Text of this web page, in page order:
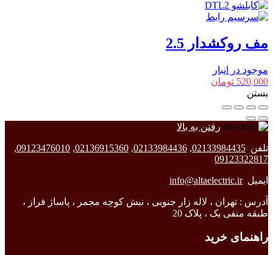
مف روکشدار 2.5
موجود در انبار
520,000 تومان
بستن
رفتن به بالا
تلفن 02133984435
,
02133984436
,
02136915360
,
09123476010
,
09123322817
ایمیلinfo@altaelectric.ir
آدرس : تهران ، لاله زار جنوبی ، نبش کوچه مجمر ، پاساژ فراز ،
طبقه منفی یک ، پلاک 20
راهنمای خرید